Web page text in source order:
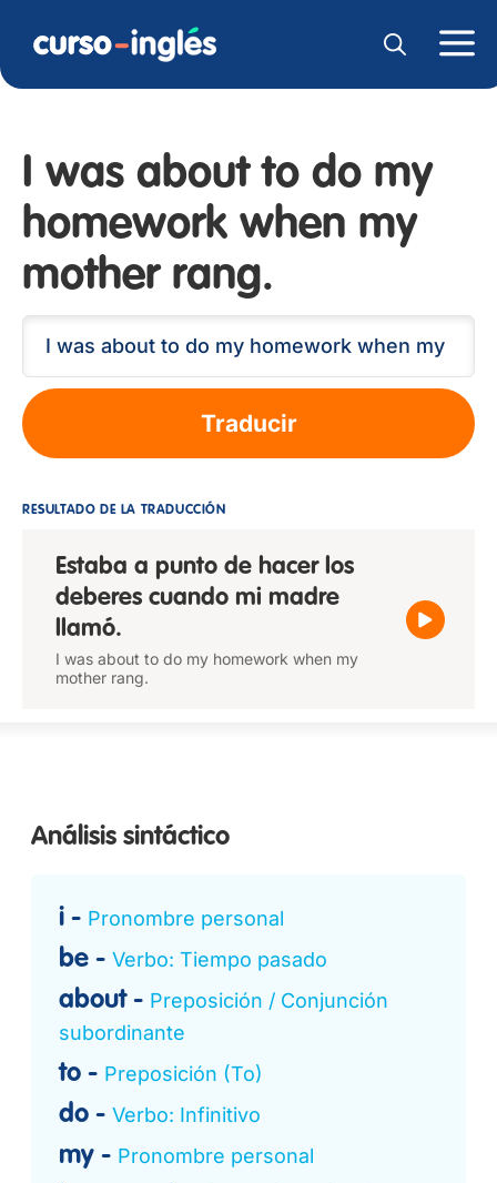
I was about to do my
homework when my
mother rang.
Traducir
RESULTADO DE LA TRADUCCIÓN
Estaba a punto de hacer los
deberes cuando mi madre
llamó.
I was about to do my homework when my
mother rang.
Análisis sintáctico
i Pronombre personal
be Verbo: Tiempo pasado
about
Preposición / Conjunción
subordinante
to Preposición (To)
do Verbo: Infinitivo
my Pronombre personal